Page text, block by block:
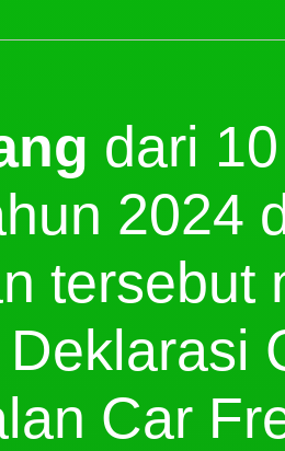
dari
2024
tersebut
Car